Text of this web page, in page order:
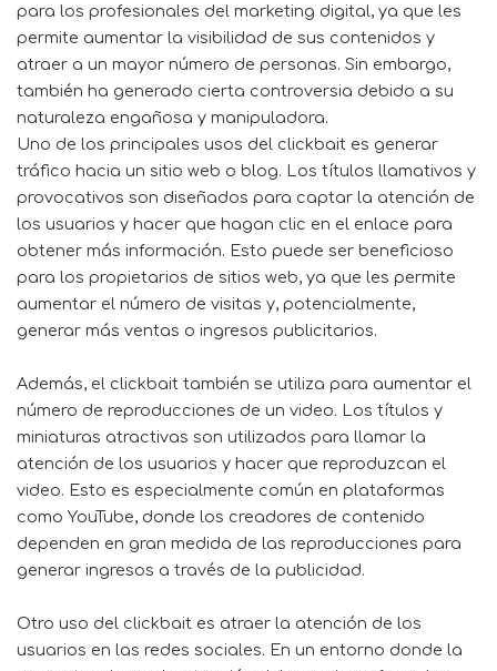
para los profesionales del marketing digital, ya que les
permite aumentar la visibilidad de sus contenidos y
atraer a un mayor número de personas. Sin embargo,
también ha generado cierta controversia debido a su
naturaleza engañosa y manipuladora.
Uno de los principales usos del clickbait es generar
tráfico hacia un sitio web o blog. Los títulos llamativos y
provocativos son diseñados para captar la atención de
los usuarios y hacer que hagan clic en el enlace para
obtener más información. Esto puede ser beneficioso
para los propietarios de sitios web, ya que les permite
aumentar el número de visitas y, potencialmente,
generar más ventas o ingresos publicitarios.
Además, el clickbait también se utiliza para aumentar el
número de reproducciones de un video. Los títulos y
miniaturas atractivas son utilizados para llamar la
atención de los usuarios y hacer que reproduzcan el
video. Esto es especialmente común en plataformas
como YouTube, donde los creadores de contenido
dependen en gran medida de las reproducciones para
generar ingresos a través de la publicidad.
Otro uso del clickbait es atraer la atención de los
usuarios en las redes sociales. En un entorno donde la